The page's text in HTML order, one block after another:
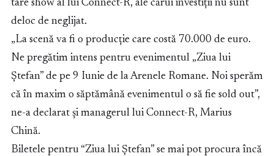
tare show al lui Connect-R, ale cărui investiții nu sunt
deloc de neglijat.
„La scenă va fi o producție care costă 70.000 de euro.
Ne pregătim intens pentru evenimentul „Ziua lui
Ștefan” de pe 9 Iunie de la Arenele Romane. Noi sperăm
că în maxim o săptămână evenimentul o să fie sold out”,
ne-a declarat și managerul lui Connect-R, Marius
Chină.
Biletele pentru “Ziua lui Ștefan” se mai pot procura încă